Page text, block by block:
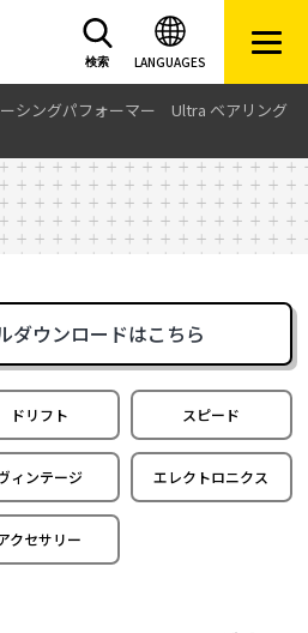
LANGUAGES
検索
ーシングパフォーマー Ultra ベアリング
ダウンロードはこちら
ドリフト スピード
ィンテージ エレクトロニクス
クセサリー